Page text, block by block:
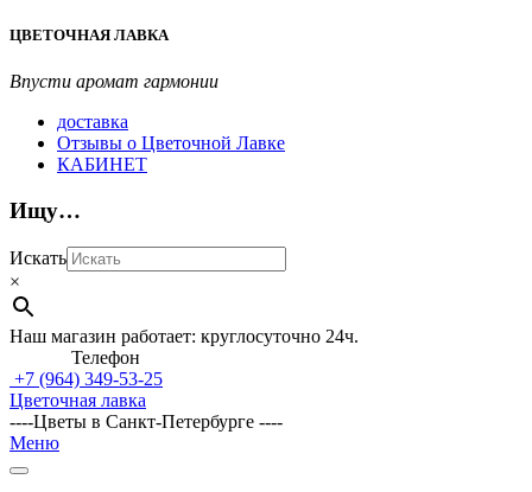
Перейти
содержимому
ЦВЕТОЧНАЯ ЛАВКА
Впусти аромат гармонии
доставка
Отзывы о Цветочной Лавке
КАБИНЕТ
Ищу…
Искать
×
Наш магазин работает: круглосуточно 24ч.
Телефон
+7 (964) 349-53-25
Цветочная лавка
----Цветы в Санкт-Петербурге ----
Главное
навигационное
Меню